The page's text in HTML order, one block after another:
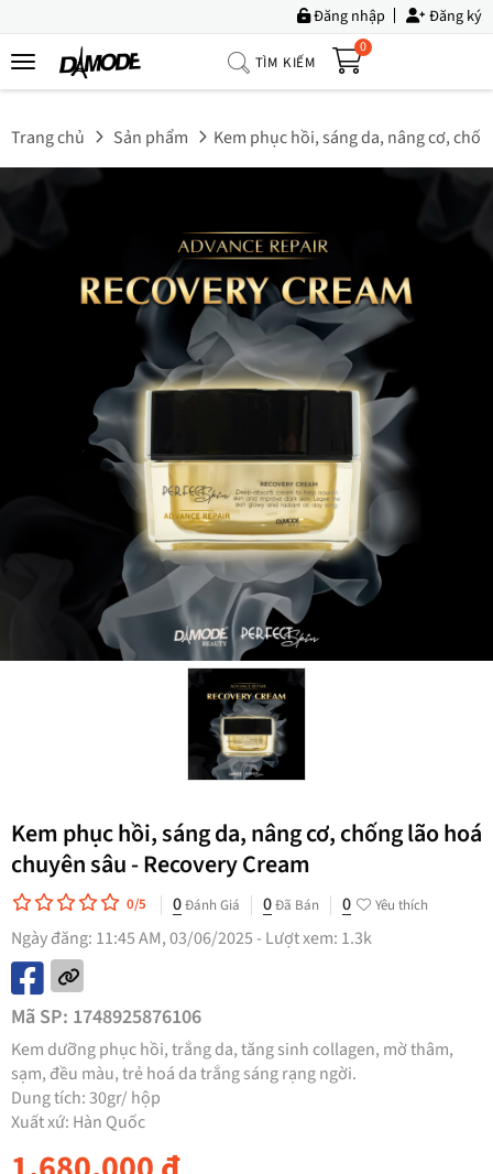
Đăng nhập Đăng ký
TÌM KIẾM
0
Trang
Chúng
Trang chủ Sản phẩm Kem phục hồi, sáng da, nâng cơ,
Kem phục hồi, sáng da, nâng cơ, chống lão hoá
chuyên sâu - Recovery Cream
0/5 0Đánh Giá 0Đã Bán 0 Yêu thích
Ngày đăng: 11:45 AM, 03/06/2025 - Lượt xem: 1.3k
Mã SP: 1748925876106
Kem dưỡng phục hồi, trắng da, tăng sinh collagen, mờ thâm,
sạm, đều màu, trẻ hoá da trắng sáng rạng ngời.
Dung tích: 30gr/ hộp
Xuất xứ: Hàn Quốc